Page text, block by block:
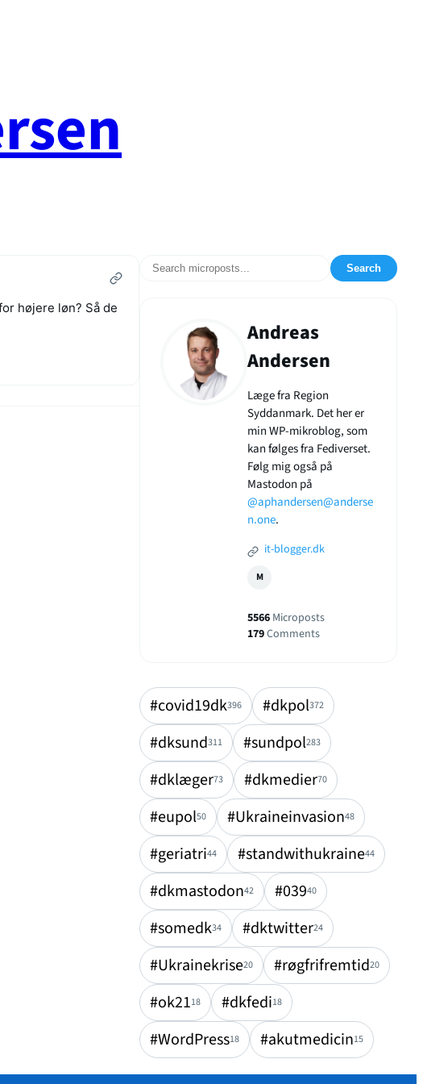
højere løn? Så de
Search
Andreas
Andersen
Læge fra Region
Syddanmark. Det her er
min WP-mikroblog, som
kan følges fra Fediverset.
Følg mig også på
Mastodon på
@aphandersen@anderse
n.one.
it-blogger.dk
M
5566 Microposts
179Comments
#covid19dk396 #dkpol372
#dksund311 #sundpol283
#dklæger73 #dkmedier70
#eupol50 #Ukraineinvasion48
#geriatri44 #standwithukraine44
#dkmastodon42 #03940
#somedk34 #dktwitter24
#Ukrainekrise20 #røgfrifremtid20
#ok2118 #dkfedi18
#WordPress18 #akutmedicin15